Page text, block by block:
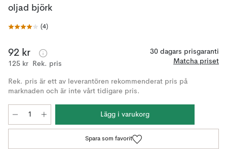
oljad björk
(4)
92 kr
125 kr Rek. pris
30 dagars prisgaranti
Matcha priset
Rek. pris är ett av leverantören rekommenderat pris på
marknaden och är inte vårt tidigare pris.
Lägg i varukorg
Spara som favorit